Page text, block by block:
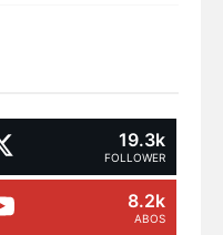
19.3k
FOLLOWER
8.2k
ABOS